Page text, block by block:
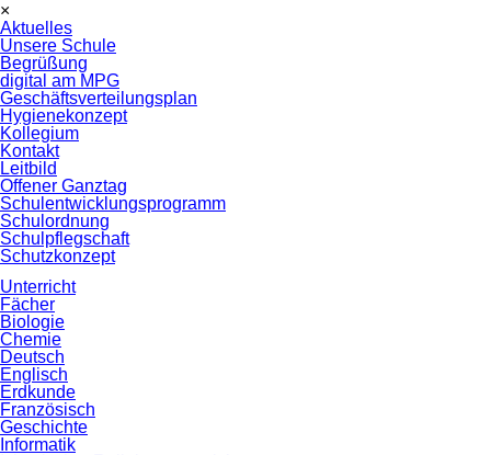
×
überspringen
Aktuelles
Unsere Schule
Begrüßung
digital am MPG
Geschäftsverteilungsplan
Hygienekonzept
Kollegium
Kontakt
Leitbild
Offener Ganztag
Schulentwicklungsprogramm
Schulordnung
Schulpflegschaft
Schutzkonzept
Unterricht
Fächer
Biologie
Chemie
Deutsch
Englisch
Erdkunde
Französisch
Geschichte
Informatik